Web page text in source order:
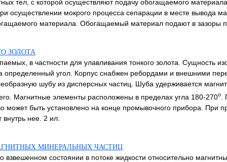
тел, с которой осуществляют подачу обогащаемого
мокрого процесса сепарации в месте вывода
материала. Обогащаемый материал подают в зазоры
ЗОЛОТА
в частности для улавливания тонкого золота. Сущность
определенный угол. Корпус снабжен ребордами и внешними
шубу из дисперсных частиц. Шуба удерживается
Магнитные элементы расположены в пределах угла 180-270o.
может быть установлено на конце промывочного прибора. При
нее. 2 ил.
МИНЕРАЛЬНЫХ ЧАСТИЦ
состоянии в потоке жидкости относительно